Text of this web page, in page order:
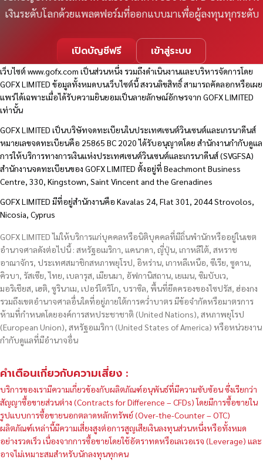
เงินระดับโลกด้วยแพลตฟอร์มที่ออกแบบมาเพื่อผู้ลงทุนทุกระดับ
เปิดบัญชีฟรี เข้าสู่ระบบ
เว็บไซต์www.gofx.com เป็นส่วนหนึ่ง รวมถึงดำเนินงานและบริหารจัดการโดย
GOFX LIMITED ข้อมูลทั้งหมดบนเว็บไซต์นี้ สงวนลิขสิทธิ์ สามารถคัดลอกหรือเผย
แพร่ได้เฉพาะเมื่อได้รับความยินยอมเป็นลายลักษณ์อักษรจาก GOFX LIMITED
เท่านั้น
GOFX LIMITED เป็นบริษัทจดทะเบียนในประเทศเซนต์วินเซนต์และเกรนาดีนส์
หมายเลขจดทะเบียนคือ 25865 BC 2020 ได้รับอนุญาตโดย สำนักงานกำกับดูแล
การให้บริการทางการเงินแห่งประเทศเซนต์วินเซนต์และเกรนาดีนส์ (SVGFSA)
สำนักงานจดทะเบียนของ GOFX LIMITED ตั้งอยู่ที่ Beachmont Business
Centre, 330, Kingstown, Saint Vincent and the Grenadines
GOFX LIMITED มีที่อยู่สำนักงานคือ Kavalas 24, Flat 301, 2044 Strovolos,
Nicosia, Cyprus
GOFX LIMITED ไม่ให้บริการแก่บุคคลหรือนิติบุคคลที่มีถิ่นพำนักหรืออยู่ในเขต
อำนาจศาลดังต่อไปนี้ : สหรัฐอเมริกา, แคนาดา, ญี่ปุ่น, เกาหลีใต้, สหราช
อาณาจักร, ประเทศสมาชิกสหภาพยุโรป, อิหร่าน, เกาหลีเหนือ, ซีเรีย, ซูดาน,
คิวบา, รัสเซีย, ไทย, เบลารุส, เมียนมา, อัฟกานิสถาน, เยเมน, ซิมบับเว,
มอริเชียส, เฮติ, ซูรินาเม, เปอร์โตริโก, บราซิล, พื้นที่ยึดครองของไซปรัส, ฮ่องกง
รวมถึงเขตอำนาจศาลอื่นใดที่อยู่ภายใต้การคว่ำบาตร มีข้อจำกัดหรือมาตรการ
ห้ามที่กำหนดโดยองค์การสหประชาชาติ (United Nations), สหภาพยุโรป
(European Union), สหรัฐอเมริกา (United States of America) หรือหน่วยงาน
กำกับดูแลที่มีอำนาจอื่น
คำเตือนเกี่ยวกับความเสี่ยง :
บริการของเรามีความเกี่ยวข้องกับผลิตภัณฑ์อนุพันธ์ที่มีความซับซ้อน ซึ่งเรียกว่า
สัญญาซื้อขายส่วนต่าง (Contracts for Difference – CFDs) โดยมีการซื้อขายใน
รูปแบบการซื้อขายนอกตลาดหลักทรัพย์ (Over-the-Counter – OTC)
ผลิตภัณฑ์เหล่านี้มีความเสี่ยงสูงต่อการสูญเสียเงินลงทุนส่วนหนึ่งหรือทั้งหมด
อย่างรวดเร็ว เนื่องจากการซื้อขายโดยใช้อัตราทดหรือเลเวอเรจ (Leverage) และ
อาจไม่เหมาะสมสำหรับนักลงทุนทุกคน